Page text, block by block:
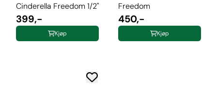
Cinderella Freedom 1/2"
399,-
Kjøp
Freedom
450,-
Kjøp